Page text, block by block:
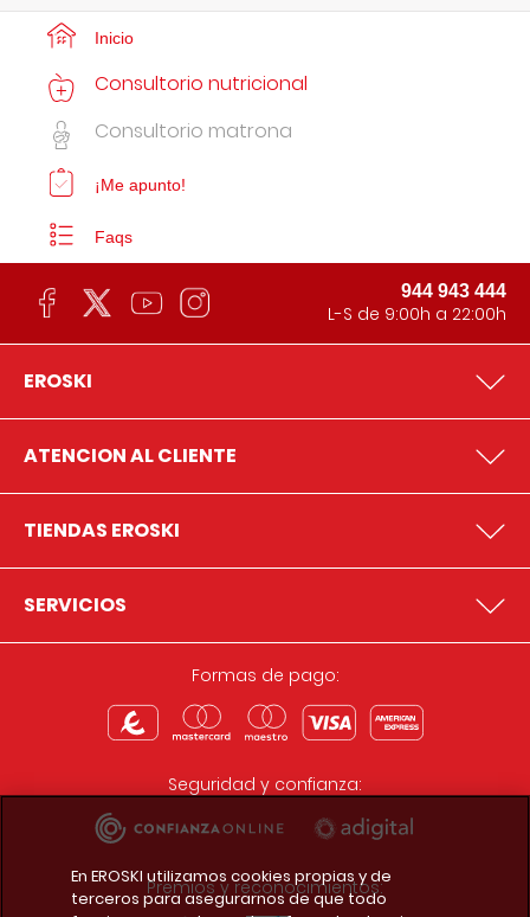
Inicio
Consultorio nutricional
Consultorio matrona
¡Me apunto!
Faqs
944 943 444
L-S de 9:00h a 22:00h
EROSKI
ATENCION AL CLIENTE
TIENDAS EROSKI
SERVICIOS
Formas de pago:
Seguridad y confianza:
Premios y reconocimientos:
En EROSKI utilizamos cookies propias y de
terceros para asegurarnos de que todo